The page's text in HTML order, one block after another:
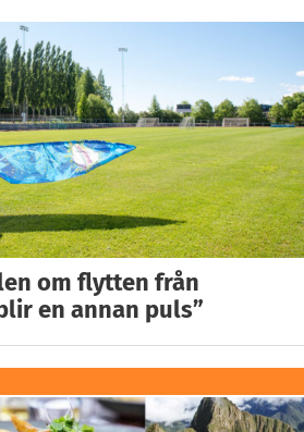
om flytten från
en annan puls”